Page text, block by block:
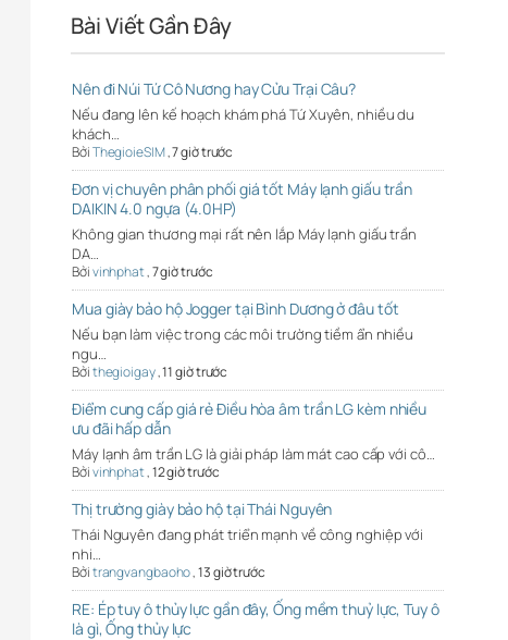
Bài Viết Gần Đây
Nên đi Núi Tứ Cô Nương hay Cửu Trại Câu?
Nếu đang lên kế hoạch khám phá Tứ Xuyên, nhiều du
khách…
BởiThegioieSIM,7 giờ trước
Đơn vị chuyên phân phối giá tốt Máy lạnh giấu trần
DAIKIN 4.0 ngựa (4.0HP)
Không gian thương mại rất nên lắp Máy lạnh giấu trần
DA…
Bởivinhphat,7 giờ trước
Mua giày bảo hộ Jogger tại Bình Dương ở đâu tốt
Nếu bạn làm việc trong các môi trường tiềm ẩn nhiều
ngu…
Bởithegioigay,11 giờ trước
Điểm cung cấp giá rẻ Điều hòa âm trần LG kèm nhiều
ưu đãi hấp dẫn
Máy lạnh âm trần LG là giải pháp làm mát cao cấp với cô…
Bởivinhphat,12 giờ trước
Thị trường giày bảo hộ tại Thái Nguyên
Thái Nguyên đang phát triển mạnh về công nghiệp với
nhi…
Bởitrangvangbaoho,13 giờ trước
RE: Ép tuy ô thủy lực gần đây, Ống mềm thuỷ lực, Tuy ô
là gì, Ống thủy lực